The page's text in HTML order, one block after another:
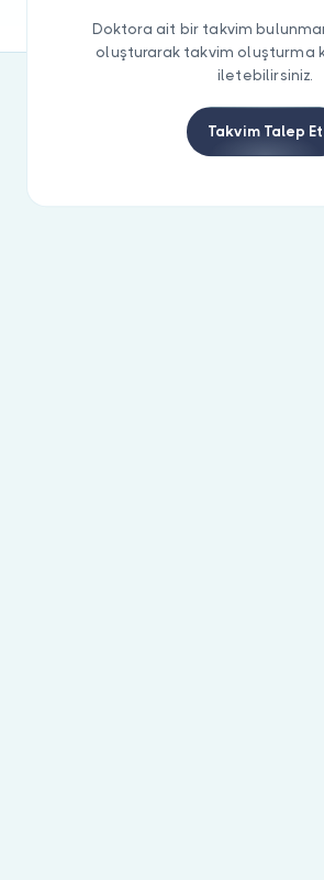
Doktora ait bir takvim
oluşturarak takvim oluşturma
iletebilirsiniz.
Takvim Talep Et